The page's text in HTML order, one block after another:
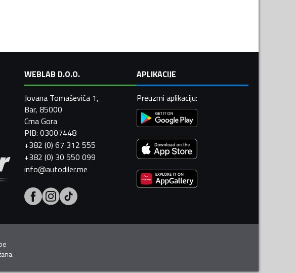
WEBLAB D.O.O.
Jovana Tomaševića 1,
Bar, 85000
Crna Gora
PIB: 03007448
+382 (0) 67 312 555
+382 (0) 30 550 099
info@autodiler.me
APLIKACIJE
Preuzmi aplikaciju: